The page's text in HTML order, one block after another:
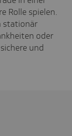
Rolle spielen.
stationär
oder
und